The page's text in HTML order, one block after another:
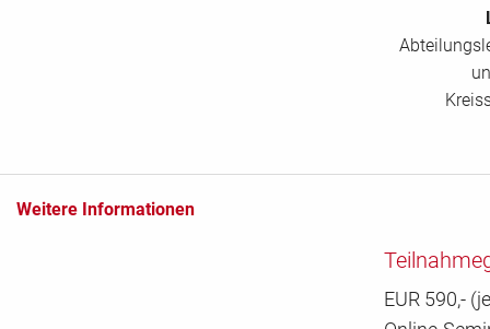
Weitere Informationen
EUR 590,-